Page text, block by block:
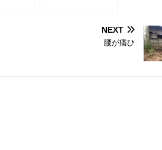
NEXT
腰が痛ひ